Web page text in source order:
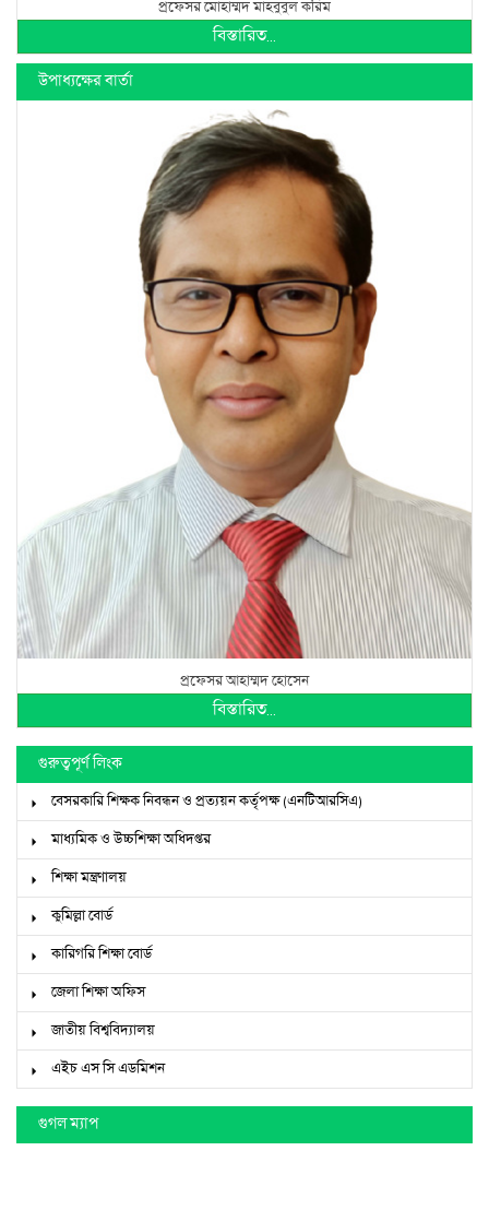
প্রফেসর মোহাম্মদ মাহবুবুল করিম
বিস্তারিত...
উপাধ্যক্ষের বার্তা
প্রফেসর আহাম্মদ হোসেন
বিস্তারিত...
গুরুত্বপূর্ণ লিংক
বেসরকারি শিক্ষক নিবন্ধন ও প্রত্যয়ন কর্তৃপক্ষ (এনটিআরসিএ)
মাধ্যমিক ও উচ্চশিক্ষা অধিদপ্তর
শিক্ষা মন্ত্রণালয়
কুমিল্লা বোর্ড
কারিগরি শিক্ষা বোর্ড
জেলা শিক্ষা অফিস
জাতীয় বিশ্ববিদ্যালয়
এইচ এস সি এডমিশন
গুগল ম্যাপ